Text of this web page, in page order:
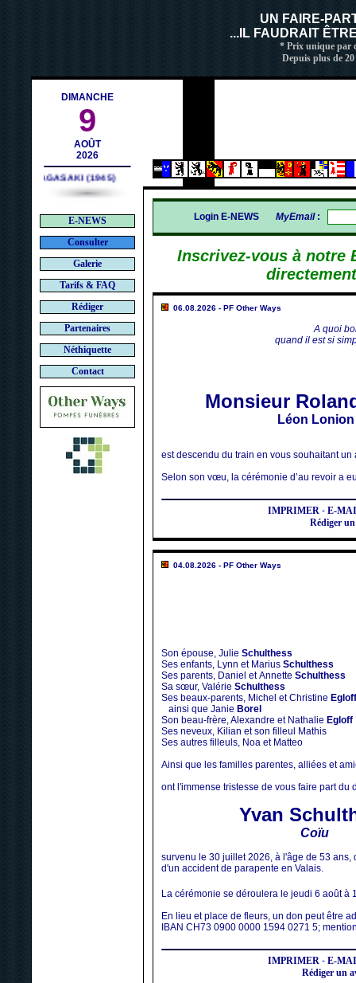
UN FAIRE-
...IL FAUDRAIT
* Prix unique par
Depuis plus de
DIMANCHE
9
AOÛT
2026
NAGASAKI (1945)
E-NEWS
Consulter
Galerie
Tarifs & FAQ
Rédiger
Partenaires
Néthiquette
Contact
Login E-NEWS MyEmail:
Inscrivez-vous à notre
06.08.2026 - PF Other Ways
A quoi
quand il est si
Monsieur
Léon Lonion
est descendu du train en vous souhaitant un
Selon son vœu, la cérémonie d’au revoir a
IMPRIMER - E-
Rédiger
04.08.2026 - PF Other Ways
Son épouse, Julie Schulthess
Ses enfants, Lynn et Marius Schulthess
Ses parents, Daniel et Annette Schulthess
Sa sœur, Valérie Schulthess
Ses beaux-parents, Michel et Christine Egloff
ainsi que Janie Borel
Son beau-frère, Alexandre et Nathalie Egloff
Ses neveux, Kilian et son filleul Mathis
Ses autres filleuls, Noa et Matteo
Ainsi que les familles parentes, alliées et
ont l'immense tristesse de vous faire part du
Yvan
Coïu
survenu le 30 juillet 2026, à l'âge de 53 ans,
d'un accident de parapente en Valais.
La cérémonie se déroulera le jeudi 6 août à
En lieu et place de fleurs, un don peut être
IBAN CH73 0900 0000 1594 0271 5;
IMPRIMER - E-
Rédiger un